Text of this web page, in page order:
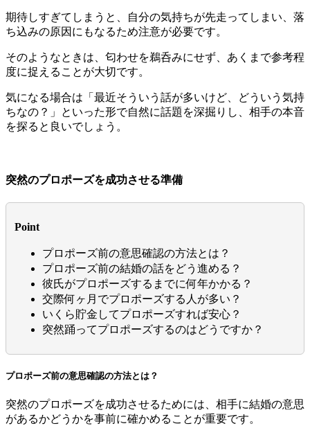
期待しすぎてしまうと、自分の気持ちが先走ってしまい、落
ち込みの原因にもなるため注意が必要です。
そのようなときは、匂わせを鵜呑みにせず、あくまで参考程
度に捉えることが大切です。
気になる場合は「最近そういう話が多いけど、どういう気持
ちなの？」といった形で自然に話題を深掘りし、相手の本音
を探ると良いでしょう。
突然のプロポーズを成功させる準備
Point
プロポーズ前の意思確認の方法とは？
プロポーズ前の結婚の話をどう進める？
彼氏がプロポーズするまでに何年かかる？
交際何ヶ月でプロポーズする人が多い？
いくら貯金してプロポーズすれば安心？
突然踊ってプロポーズするのはどうですか？
プロポーズ前の意思確認の方法とは？
突然のプロポーズを成功させるためには、相手に結婚の意思
があるかどうかを事前に確かめることが重要です。